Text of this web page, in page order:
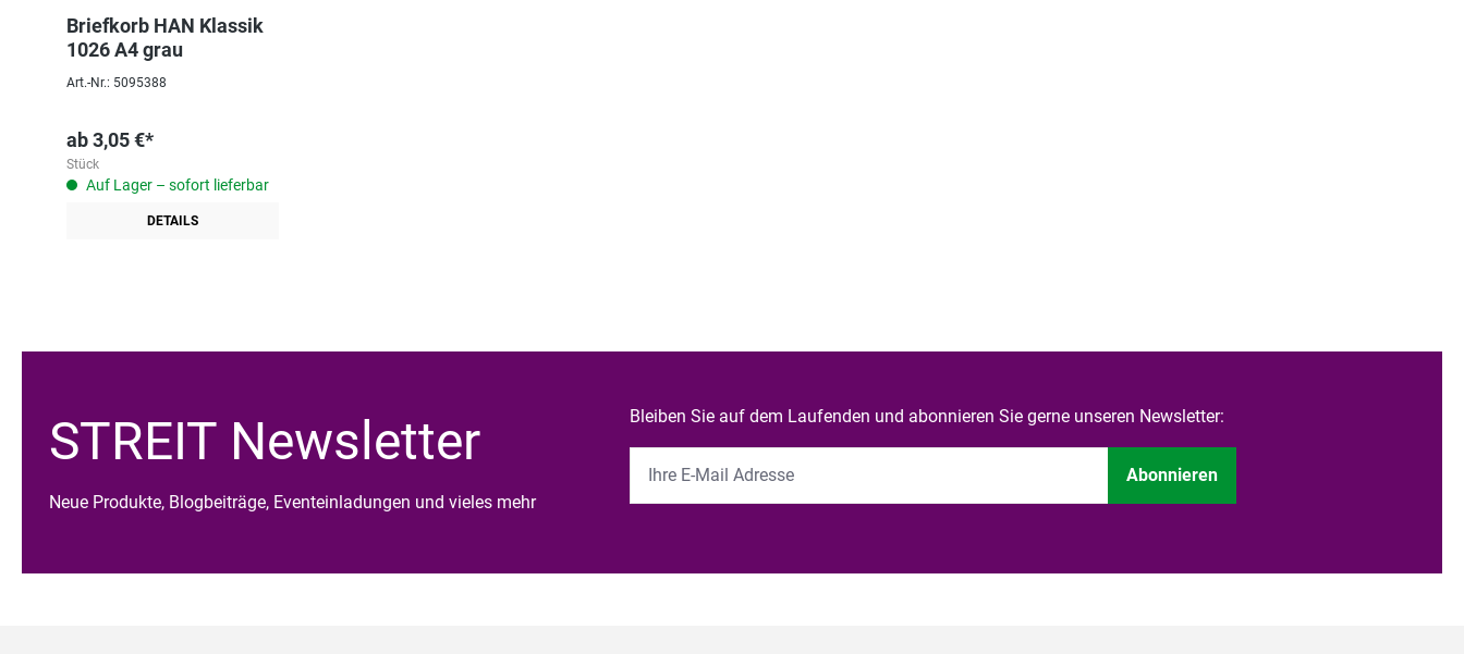
Briefkorb HAN Klassik
1026 A4 grau
Art.-Nr.: 5095388
ab3,05 €*
Stück
Auf Lager – sofort lieferbar
DETAILS
STREIT Newsletter
Neue Produkte, Blogbeiträge, Eventeinladungen und vieles mehr
Bleiben Sie auf dem Laufenden und abonnieren Sie gerne unseren Newsletter:
Abonnieren